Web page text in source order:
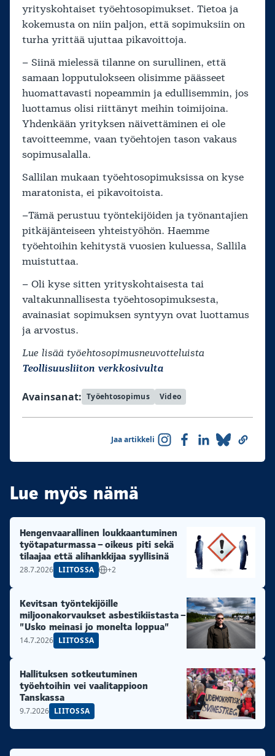
yrityskohtaiset työehtosopimukset. Tietoa ja
kokemusta on niin paljon, että sopimuksiin on
turha yrittää ujuttaa pikavoittoja.
– Siinä mielessä tilanne on surullinen, että
samaan lopputulokseen olisimme päässeet
huomattavasti nopeammin ja edullisemmin, jos
luottamus olisi riittänyt meihin toimijoina.
Yhdenkään yrityksen näivettäminen ei ole
tavoitteemme, vaan työehtojen tason vakaus
sopimusalalla.
Sallilan mukaan työehtosopimuksissa on kyse
maratonista, ei pikavoitoista.
–Tämä perustuu työntekijöiden ja työnantajien
pitkäjänteiseen yhteistyöhön. Haemme
työehtoihin kehitystä vuosien kuluessa, Sallila
muistuttaa.
– Oli kyse sitten yrityskohtaisesta tai
valtakunnallisesta työehtosopimuksesta,
avainasiat sopimuksen syntyyn ovat luottamus
ja arvostus.
Lue lisää työehtosopimusneuvotteluista
Teollisuusliiton verkkosivulta
Avainsanat: Työehtosopimus Video
Jaa artikkeli
Lue myös nämä
Hengenvaarallinen loukkaantuminen
työtapaturmassa – oikeus piti sekä
tilaajaa että alihankkijaa syyllisinä
28.7.2026 LIITOSSA +2
Kevitsan työntekijöille
miljoonakorvaukset asbestikiistasta –
”Usko meinasi jo monelta loppua”
14.7.2026 LIITOSSA
Hallituksen sotkeutuminen
työehtoihin vei vaalitappioon
Tanskassa
9.7.2026 LIITOSSA